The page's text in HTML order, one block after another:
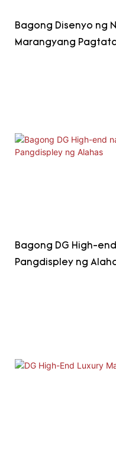
Bagong Disenyo ng
Marangyang
Bagong DG High-
Pangdispley ng